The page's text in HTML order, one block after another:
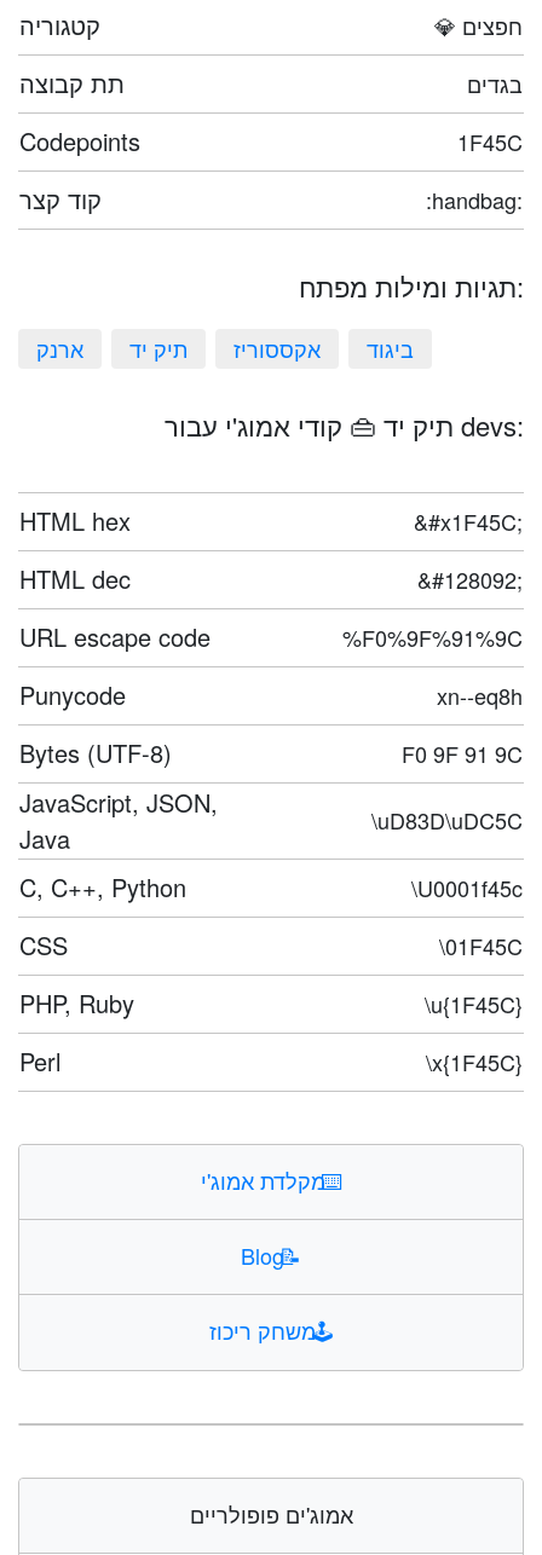
קטגוריה 💎 חפצים
תת קבוצה בגדים
Codepoints 1F45C
קוד קצר :handbag:
תגיות ומילות מפתח:
ארנק תיק יד אקססוריז ביגוד
תיק יד 👜 קודי אמוג'י עבור devs:
HTML hex &#x1F45C;
HTML dec &#128092;
URL escape code %F0%9F%91%9C
Punycode xn--eq8h
Bytes (UTF-8) F0 9F 91 9C
JavaScript, JSON,
Java
\uD83D\uDC5C
C, C++, Python \U0001f45c
CSS \01F45C
PHP, Ruby \u{1F45C}
Perl \x{1F45C}
⌨️מקלדת אמוג'י
📝
Blog
🕹️משחק ריכוז
אמוג'ים פופולריים